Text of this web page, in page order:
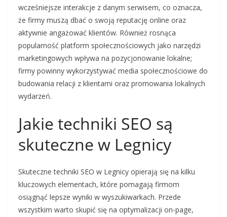
wcześniejsze interakcje z danym serwisem, co oznacza,
że firmy muszą dbać o swoją reputację online oraz
aktywnie angażować klientów. Również rosnąca
popularność platform społecznościowych jako narzędzi
marketingowych wpływa na pozycjonowanie lokalne;
firmy powinny wykorzystywać media społecznościowe do
budowania relacji z klientami oraz promowania lokalnych
wydarzeń.
Jakie techniki SEO są
skuteczne w Legnicy
Skuteczne techniki SEO w Legnicy opierają się na kilku
kluczowych elementach, które pomagają firmom
osiągnąć lepsze wyniki w wyszukiwarkach. Przede
wszystkim warto skupić się na optymalizacji on-page,